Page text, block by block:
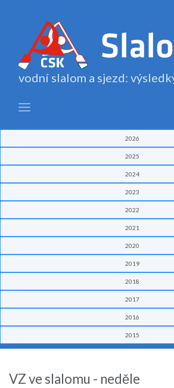
vodní slalom a sjezd:
2026
2025
2024
2023
2022
2021
2020
2019
2018
2017
2016
2015
VZ ve slalomu - neděle